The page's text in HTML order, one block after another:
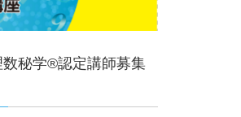
秘学®認定講師募集